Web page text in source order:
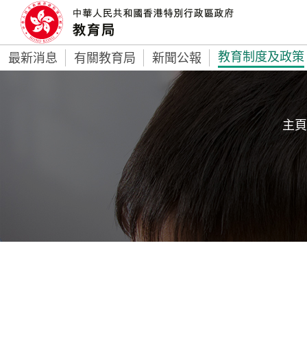
最新消息 有關教育局 新聞公報 教育制度及政策
主頁